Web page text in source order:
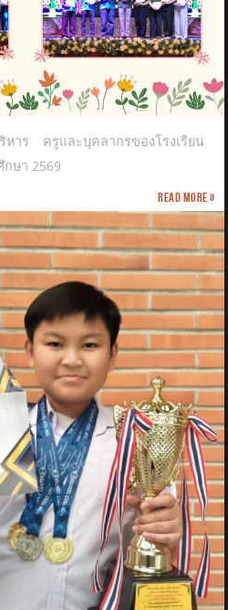
าร ครูและบุคลากรของโรงเรียน
ษา 2569
Read more »